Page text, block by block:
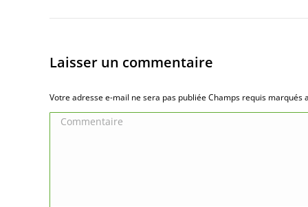
Laisser un commentaire
Votre adresse e-mail ne sera pas publiée Champs requis marqués
Commentaire